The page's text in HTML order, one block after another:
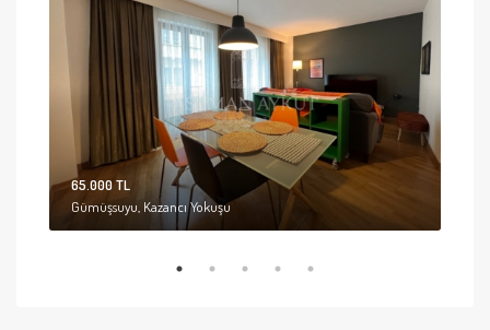
65.000 TL
Gümüşsuyu, Kazancı Yokuşu